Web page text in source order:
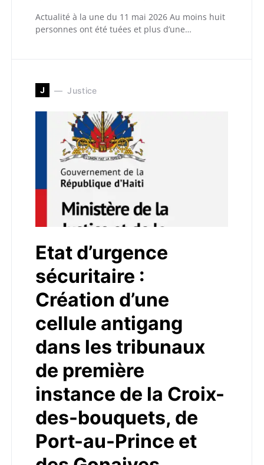
Actualité à la une du 11 mai 2026 Au moins huit
personnes ont été tuées et plus d’une…
J Justice
Etat d’urgence
sécuritaire :
Création d’une
cellule antigang
dans les tribunaux
de première
instance de la Croix-
des-bouquets, de
Port-au-Prince et